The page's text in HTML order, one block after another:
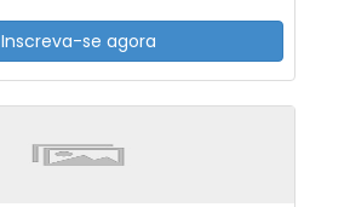
Inscreva-se agora